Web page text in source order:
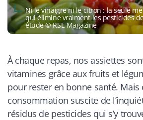
Ni le vinaigre ni le citron : la seule
qui élimine vraiment les pesticides
étude © RSE Magazine
À chaque repas, nos assiettes
vitamines grâce aux fruits et
pour rester en bonne santé. Mais
consommation suscite de
résidus de pesticides qui s’y